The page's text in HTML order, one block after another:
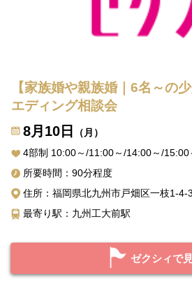
【家族婚や親族婚｜6名～の
エディング相談会
8月10日
（月）
4部制 10:00～/11:00～/14:00～/15:00
所要時間：90分程度
住所：福岡県北九州市戸畑区一枝1-4-
最寄り駅：九州工大前駅
ゼクシィで